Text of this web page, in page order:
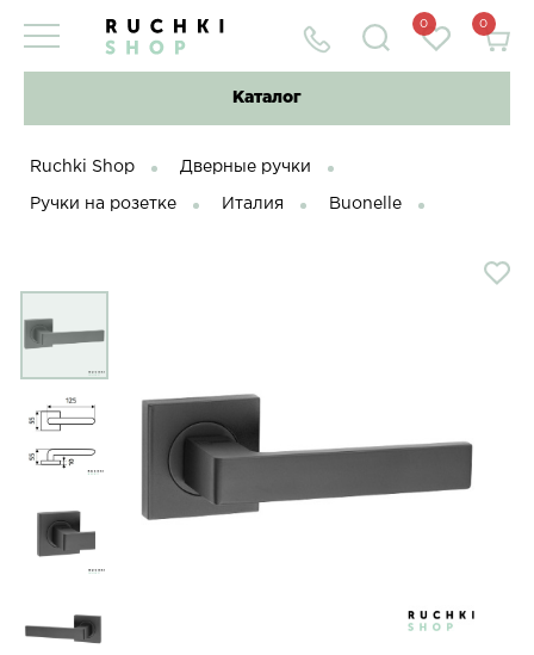
0 0
Каталог
Ruchki Shop Дверные ручки
Ручки на розетке Италия Buonelle